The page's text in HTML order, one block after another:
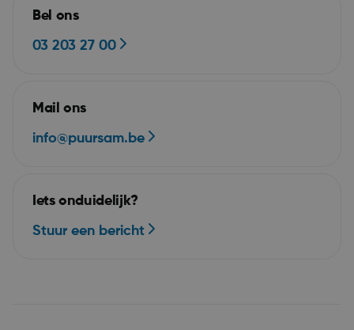
Bel ons
03 203 27 00
Mail ons
info@puursam.be
Iets onduidelijk?
Stuur een bericht
VISITOR_PRIVACY_METADATA